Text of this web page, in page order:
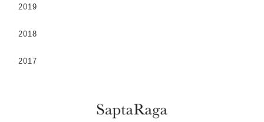
2019
2018
2017